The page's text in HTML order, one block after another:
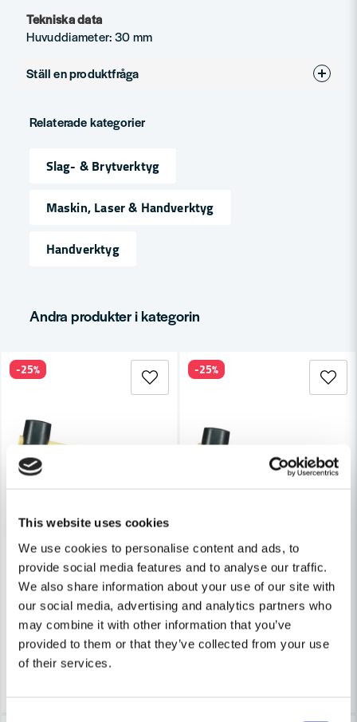
This website uses cookies
We use cookies to personalise content and ads, to
provide social media features and to analyse our traffic.
We also share information about your use of our site with
our social media, advertising and analytics partners who
may combine it with other information that you’ve
provided to them or that they’ve collected from your use
of their services.
Tekniska data
Huvuddiameter: 30 mm
Ställ en produktfråga
Fråga oss något om denna produkten...
Namn
email
Relaterade kategorier
Slag- & Brytverktyg
Maskin, Laser & Handverktyg
Handverktyg
Andra produkter i kategorin
HULTAFORS
Hultafors GU 40 Gummiklubba (150g)
132 kr
99 kr
Leveranstid ifrån leverantör ca
3-7 arbetsdagar
-25%
HULTAFORS
Hultafors GU 55
151 kr
113 kr
Finns i Webblager
-25%